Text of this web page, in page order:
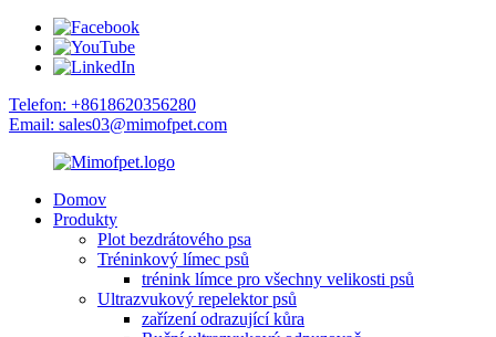
Telefon: +8618620356280
Email: sales03@mimofpet.com
Domov
Produkty
Plot bezdrátového psa
Tréninkový límec psů
trénink límce pro všechny velikosti psů
Ultrazvukový repelektor psů
zařízení odrazující kůra